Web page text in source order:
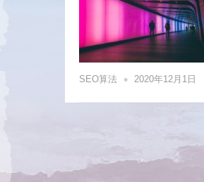
SEO算法 • 2020年12月1日